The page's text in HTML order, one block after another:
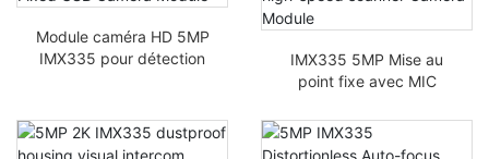
Module caméra HD 5MP
IMX335 pour détection
IMX335 5MP Mise au
point fixe avec MIC
scanner haute vitesse
Module caméra